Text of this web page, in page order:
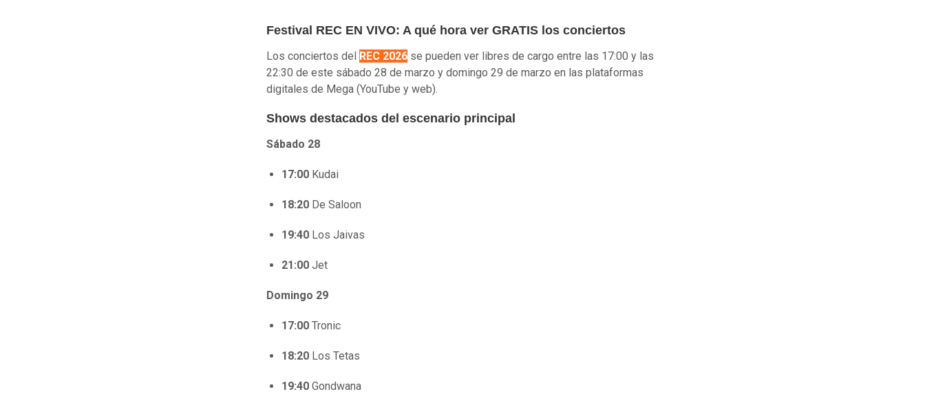
Festival REC EN VIVO: A qué hora ver GRATIS los conciertos
Los conciertos del REC 2026 se pueden ver libres de cargo entre las 17:00 y las
22:30 de este sábado 28 de marzo y domingo 29 de marzo en las plataformas
digitales de Mega (YouTube y web).
Shows destacados del escenario principal
Sábado 28
17:00 Kudai
18:20 De Saloon
19:40 Los Jaivas
21:00 Jet
Domingo 29
17:00 Tronic
18:20 Los Tetas
19:40 Gondwana